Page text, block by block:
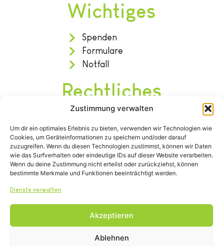
Zustimmung verwalten
Um dir ein optimales Erlebnis zu bieten, verwenden wir Technologien wie
Cookies, um Geräteinformationen zu speichern und/oder darauf
zuzugreifen. Wenn du diesen Technologien zustimmst, können wir Daten
wie das Surfverhalten oder eindeutige IDs auf dieser Website verarbeiten.
Wenn du deine Zustimmung nicht erteilst oder zurückziehst, können
bestimmte Merkmale und Funktionen beeinträchtigt werden.
Dienste verwalten
Akzeptieren
Ablehnen
Wichtiges
Spenden
Formulare
Notfall
Rechtliches
Datenschutz
Satzung
Tel.: (02642) 21600info@tierheim-remagen.de
Blankertshohl 25, 53424 Remagen